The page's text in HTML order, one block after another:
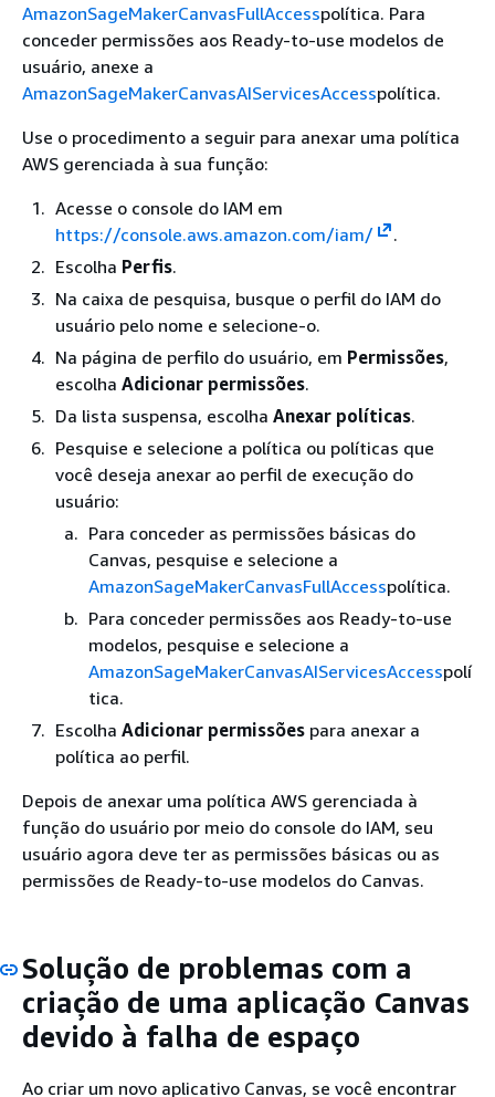
AmazonSageMakerCanvasFullAccesspolítica. Para
conceder permissões aos Ready-to-use modelos de
usuário, anexe a
AmazonSageMakerCanvasAIServicesAccesspolítica.
Use o procedimento a seguir para anexar uma política
AWS gerenciada à sua função:
Acesse o console do IAM em
https://console.aws.amazon.com/iam/
.
Escolha Perfis.
Na caixa de pesquisa, busque o perfil do IAM do
usuário pelo nome e selecione-o.
Na página de perfilo do usuário, em Permissões,
escolha Adicionar permissões.
Da lista suspensa, escolha Anexar políticas.
Pesquise e selecione a política ou políticas que
você deseja anexar ao perfil de execução do
usuário:
Para conceder as permissões básicas do
Canvas, pesquise e selecione a
AmazonSageMakerCanvasFullAccesspolítica.
Para conceder permissões aos Ready-to-use
modelos, pesquise e selecione a
AmazonSageMakerCanvasAIServicesAccesspolí
tica.
Escolha Adicionar permissões para anexar a
política ao perfil.
Depois de anexar uma política AWS gerenciada à
função do usuário por meio do console do IAM, seu
usuário agora deve ter as permissões básicas ou as
permissões de Ready-to-use modelos do Canvas.
Solução de problemas com a
criação de uma aplicação Canvas
devido à falha de espaço
Ao criar um novo aplicativo Canvas, se você encontrar